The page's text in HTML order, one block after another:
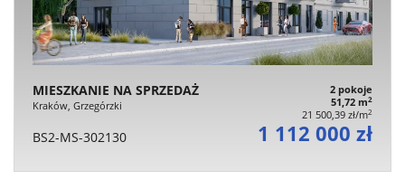
MIESZKANIE NA SPRZEDAŻ
Kraków, Grzegórzki
2 pokoje
51,72 m2
21 500,39 zł/m2
BS2-MS-302130 1 112 000 zł